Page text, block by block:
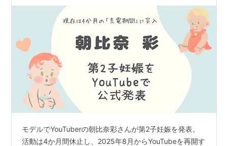
モデルでYouTuberの朝比奈彩さんが第2子妊娠を発表。
活動は4か月間休止し、2025年8月からYouTubeを再開す